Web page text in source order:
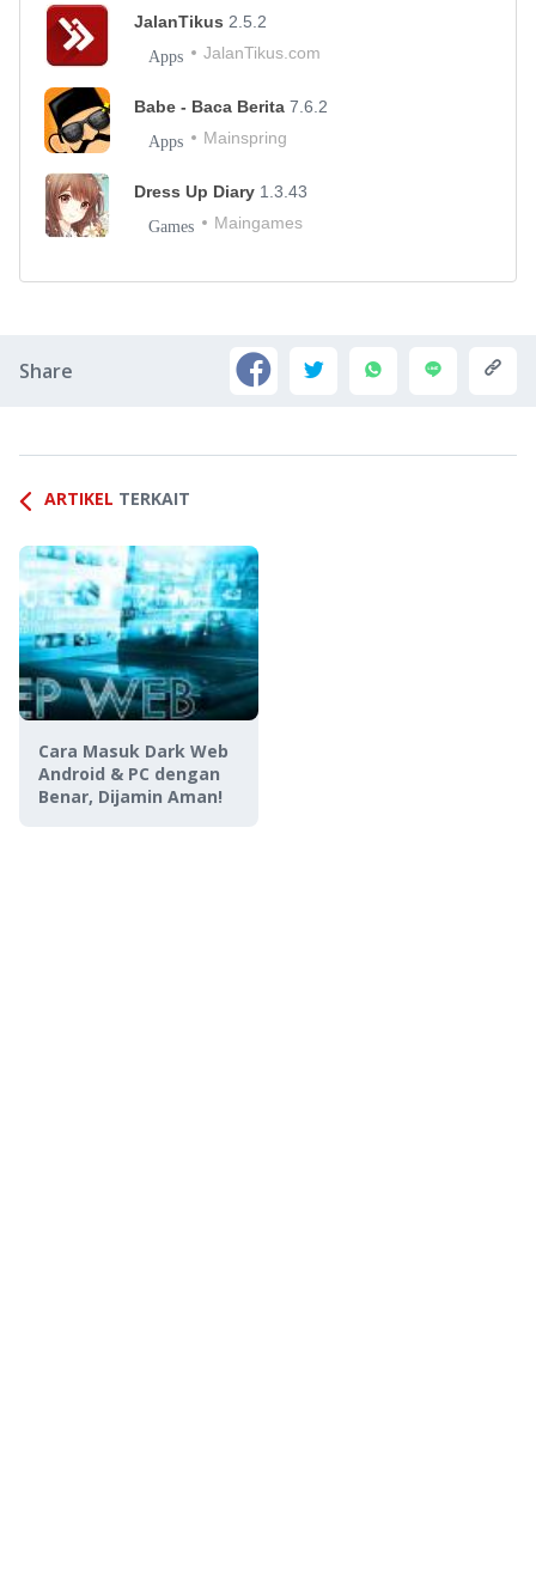
JalanTikus 2.5.2
Apps JalanTikus.com
Babe - Baca Berita 7.6.2
Apps Mainspring
Dress Up Diary 1.3.43
Games Maingames
Share
ARTIKEL TERKAIT
Cara Masuk Dark Web
Android & PC dengan
Benar, Dijamin Aman!